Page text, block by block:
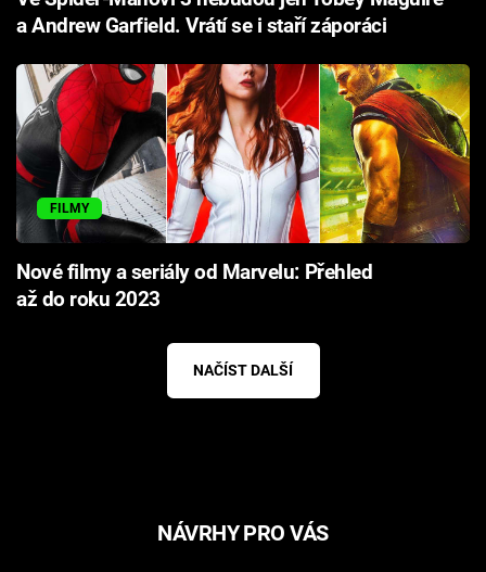
a Andrew Garfield. Vrátí se i staří záporáci
FILMY
Nové filmy a seriály od Marvelu: Přehled
až do roku 2023
NAČÍST DALŠÍ
NÁVRHY PRO VÁS